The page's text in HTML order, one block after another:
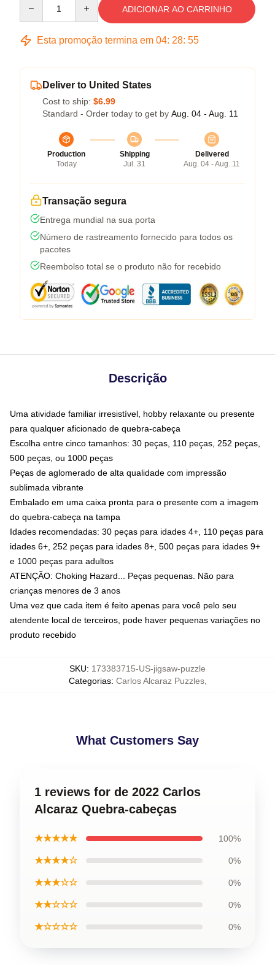
ADICIONAR AO CARRINHO
Esta promoção termina em 04: 28: 54
Deliver to United States
Cost to ship: $6.99
Standard - Order today to get by Aug. 04 - Aug. 11
Production
Today
Shipping
Jul. 31
Delivered
Aug. 04 - Aug. 11
Transação segura
Entrega mundial na sua porta
Número de rastreamento fornecido para todos os
pacotes
Reembolso total se o produto não for recebido
Descrição
Uma atividade familiar irresistível, hobby relaxante ou presente
para qualquer aficionado de quebra-cabeça
Escolha entre cinco tamanhos: 30 peças, 110 peças, 252 peças,
500 peças, ou 1000 peças
Peças de aglomerado de alta qualidade com impressão
sublimada vibrante
Embalado em uma caixa pronta para o presente com a imagem
do quebra-cabeça na tampa
Idades recomendadas: 30 peças para idades 4+, 110 peças para
idades 6+, 252 peças para idades 8+, 500 peças para idades 9+
e 1000 peças para adultos
ATENÇÃO: Choking Hazard... Peças pequenas. Não para
crianças menores de 3 anos
Uma vez que cada item é feito apenas para você pelo seu
atendente local de terceiros, pode haver pequenas variações no
produto recebido
SKU: 173383715-US-jigsaw-puzzle
Categorias: Carlos Alcaraz Puzzles,
What Customers Say
1 reviews for de 2022 Carlos
Alcaraz Quebra-cabeças
★★★★★ 100%
★★★★☆ 0%
★★★☆☆ 0%
★★☆☆☆ 0%
★☆☆☆☆ 0%